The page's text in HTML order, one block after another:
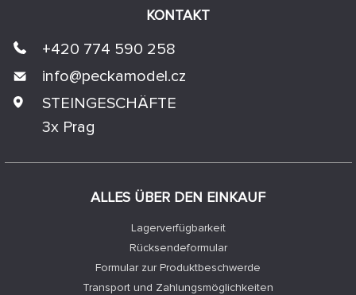
ALLES ÜBER DEN EINKAUF
Lagerverfügbarkeit
Rücksendeformular
Formular zur Produktbeschwerde
Transport und Zahlungsmöglichkeiten
KONTAKT
+420 774 590 258
info@peckamodel.cz
STEINGESCHÄFTE
3x Prag